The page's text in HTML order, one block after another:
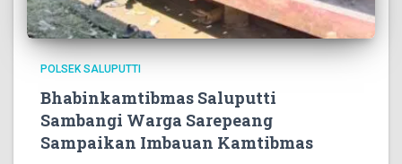
POLSEK SALUPUTTI
Bhabinkamtibmas Saluputti
Sambangi Warga Sarepeang
Sampaikan Imbauan Kamtibmas